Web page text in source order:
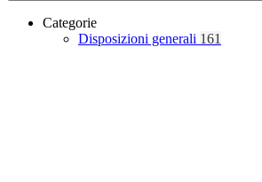
Categorie
Disposizioni generali 161